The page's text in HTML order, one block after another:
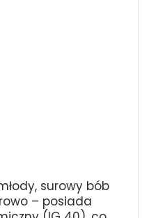
surowy bób
– posiada